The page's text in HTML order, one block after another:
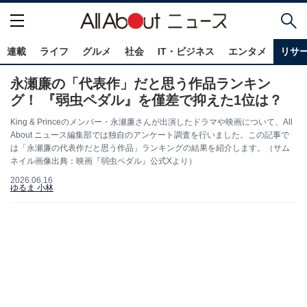
連載 ライフ グルメ 社会 IT・ビジネス エンタメ リサ
永瀬廉の「代表作」だと思う作品ランキン
グ！ 『弱虫ペダル』を僅差で抑えた1位は？
King & Princeのメンバー・永瀬廉さんが出演したドラマや映画について、All
About ニュース編集部では独自のアンケート調査を行いました。この記事で
は「永瀬廉の代表作だと思う作品」ランキングの結果を紹介します。（サム
ネイル画像出典：映画『弱虫ペダル』公式Xより）
2026.06.16
ゆるま 小林